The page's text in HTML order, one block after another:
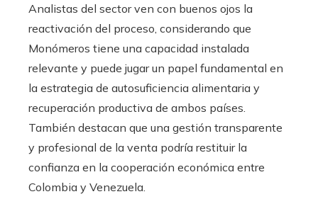
Analistas del sector ven con buenos ojos la
reactivación del proceso, considerando que
Monómeros tiene una capacidad instalada
relevante y puede jugar un papel fundamental en
la estrategia de autosuficiencia alimentaria y
recuperación productiva de ambos países.
También destacan que una gestión transparente
y profesional de la venta podría restituir la
confianza en la cooperación económica entre
Colombia y Venezuela.